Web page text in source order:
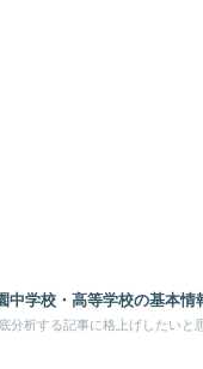
中学校・高等学校の基本
分析する記事に格上げしたい